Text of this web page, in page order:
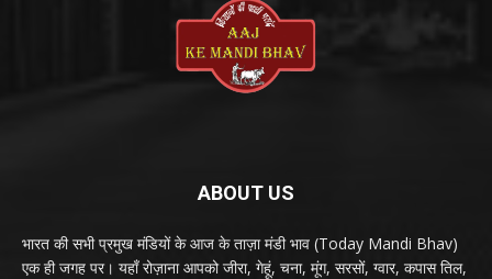
ABOUT US
भारत की सभी प्रमुख मंडियों के आज के ताज़ा मंडी भाव (Today Mandi Bhav)
एक ही जगह पर। यहाँ रोज़ाना आपको जीरा, गेहूं, चना, मूंग, सरसों, ग्वार, कपास तिल,